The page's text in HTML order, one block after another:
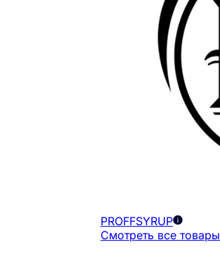
PROFFSYRUP
Смотреть все товары